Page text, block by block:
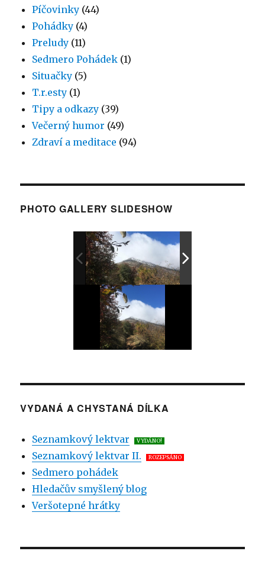
Píčovinky (44)
Pohádky (4)
Preludy (11)
Sedmero Pohádek (1)
Situačky (5)
T.r.esty (1)
Tipy a odkazy (39)
Večerný humor (49)
Zdraví a meditace (94)
PHOTO GALLERY SLIDESHOW
VYDANÁ A CHYSTANÁ DÍLKA
Seznamkový lektvar VYDÁNO!
Seznamkový lektvar II. ROZEPSÁNO
Sedmero pohádek
Hledačův smyšlený blog
Veršotepné hrátky